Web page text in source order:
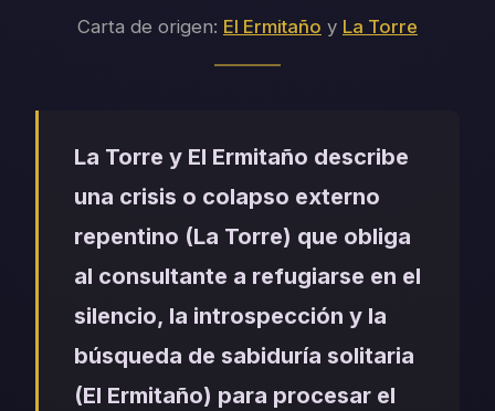
Carta de origen: El Ermitaño y La Torre
La Torre y El Ermitaño describe
una crisis o colapso externo
repentino (La Torre) que obliga
al consultante a refugiarse en el
silencio, la introspección y la
búsqueda de sabiduría solitaria
(El Ermitaño) para procesar el